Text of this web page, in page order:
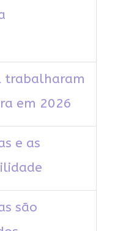
trabalharam
em 2026
e as
são